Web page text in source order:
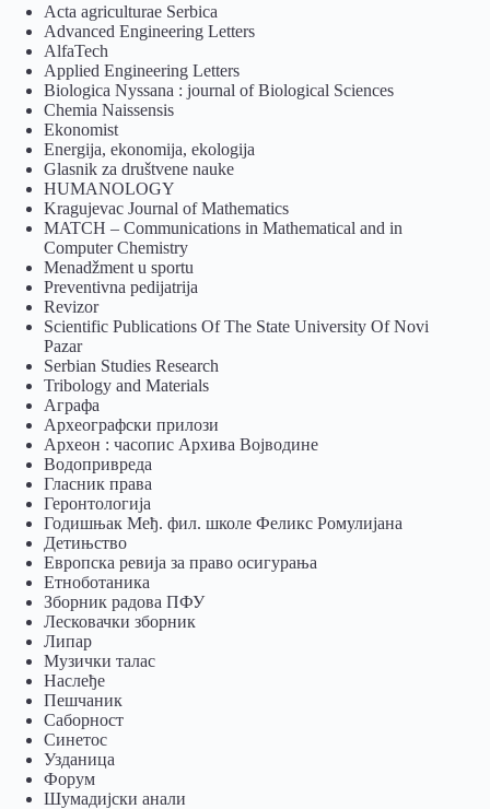
Acta agriculturae Serbica
Advanced Engineering Letters
AlfaTech
Applied Engineering Letters
Biologica Nyssana : journal of Biological Sciences
Chemia Naissensis
Ekonomist
Energija, ekonomija, ekologija
Glasnik za društvene nauke
HUMANOLOGY
Kragujevac Journal of Mathematics
MATCH – Communications in Mathematical and in
Computer Chemistry
Menadžment u sportu
Preventivna pedijatrija
Revizor
Scientific Publications Of The State University Of Novi
Pazar
Serbian Studies Research
Tribology and Materials
Аграфа
Археографски прилози
Археон : часопис Архива Војводине
Водопривреда
Гласник права
Геронтологија
Годишњак Међ. фил. школе Феликс Ромулијана
Детињство
Европска ревија за право осигурања
Eтноботаника
Зборник радова ПФУ
Лесковачки зборник
Липар
Музички талас
Наслеђе
Пешчаник
Саборност
Синетос
Узданица
Форум
Шумадијски анали